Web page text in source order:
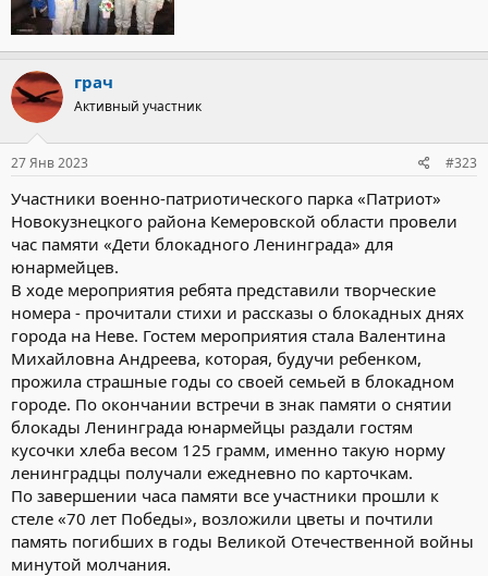
грач
Активный участник
27 Янв 2023 #323
Участники военно-патриотического парка «Патриот»
Новокузнецкого района Кемеровской области провели
час памяти «Дети блокадного Ленинграда» для
юнармейцев.
В ходе мероприятия ребята представили творческие
номера - прочитали стихи и рассказы о блокадных днях
города на Неве. Гостем мероприятия стала Валентина
Михайловна Андреева, которая, будучи ребенком,
прожила страшные годы со своей семьей в блокадном
городе. По окончании встречи в знак памяти о снятии
блокады Ленинграда юнармейцы раздали гостям
кусочки хлеба весом 125 грамм, именно такую норму
ленинградцы получали ежедневно по карточкам.
По завершении часа памяти все участники прошли к
стеле «70 лет Победы», возложили цветы и почтили
память погибших в годы Великой Отечественной войны
минутой молчания.